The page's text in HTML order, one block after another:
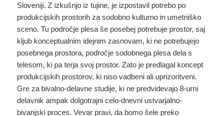
Sloveniji. Z izkušnjo iz tujine, je izpostavil potrebo po
produkcijskih prostorih za sodobno kulturno in umetniško
sceno. Tu področje plesa še posebej potrebuje prostor, saj
kljub konceptualnim idejnim zasnovam, ki ne potrebujejo
posebnega prostora, področje sodobnega plesa dela s
telesom, ki pa terja svoj prostor. Zato je predlagal koncept
produkcijskih prostorov, ki niso vadbeni ali uprizoritveni.
Gre za bivalno-delavne studije, ki ne predvidevajo 8-urni
delavnik ampak dolgotrajni celo-dnevni ustvarjalno-
bivanjski proces. Vevar pravi, da bomo šele preko